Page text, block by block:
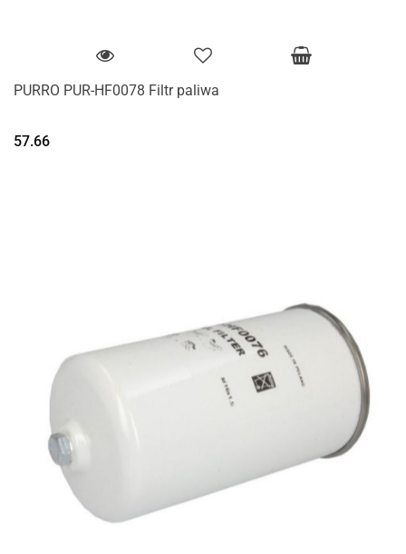
PURRO PUR-HF0078 Filtr paliwa
57.66